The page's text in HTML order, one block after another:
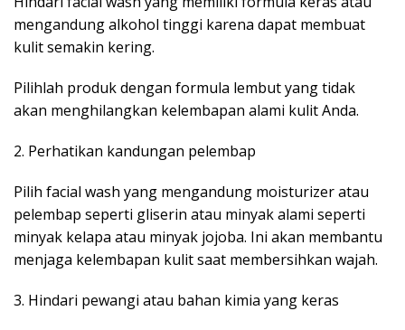
mengandung alkohol tinggi karena dapat membuat
kulit semakin kering.
Pilihlah produk dengan formula lembut yang tidak
akan menghilangkan kelembapan alami kulit Anda.
2. Perhatikan kandungan pelembap
Pilih facial wash yang mengandung moisturizer atau
pelembap seperti gliserin atau minyak alami seperti
minyak kelapa atau minyak jojoba. Ini akan membantu
menjaga kelembapan kulit saat membersihkan wajah.
3. Hindari pewangi atau bahan kimia yang keras